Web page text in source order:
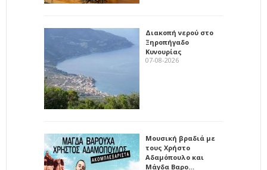
Διακοπή νερού στο
Ξηροπήγαδο
Κυνουρίας
07-08-2026
Μουσική βραδιά με
τους Χρήστο
Αδαμόπουλο και
Μάγδα Βαρο…